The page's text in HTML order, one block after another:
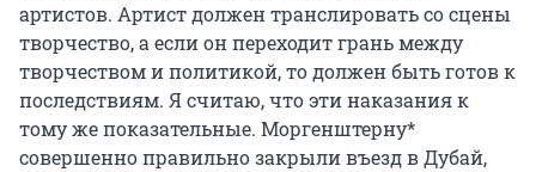
артистов. Артист должен транслировать со сцены
творчество, а если он переходит грань между
творчеством и политикой, то должен быть готов к
последствиям. Я считаю, что эти наказания к
тому же показательные. Моргенштерну*
совершенно правильно закрыли въезд в Дубай,